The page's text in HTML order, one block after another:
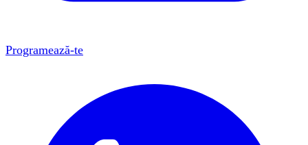
Programează-te